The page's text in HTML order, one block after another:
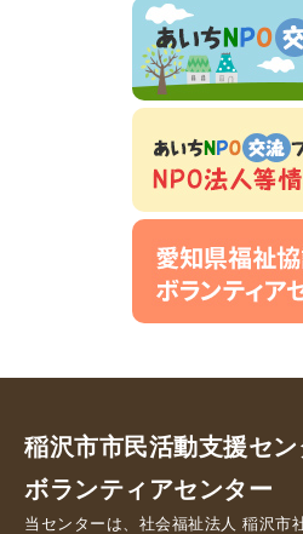
稲沢市市民活動支援セン
ボランティアセンター
当センターは、社会福祉法人 稲沢市